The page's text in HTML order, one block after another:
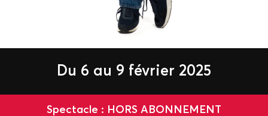
Du 6 au 9 février 2025
Spectacle : HORS ABONNEMENT